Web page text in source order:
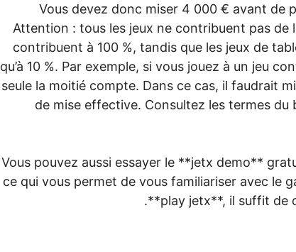
Vous devez donc miser 4 000 € avant de
Attention : tous les jeux ne contribuent pas de
contribuent à 100 %, tandis que les jeux de
qu’à 10 %. Par exemple, si vous jouez à un jeu
seule la moitié compte. Dans ce cas, il faudrait
de mise effective. Consultez les termes
Vous pouvez aussi essayer le **jetx demo**
ce qui vous permet de vous familiariser avec le
**play jetx**, il suffit de